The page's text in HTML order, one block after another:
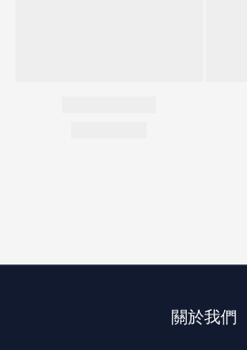
關於我們